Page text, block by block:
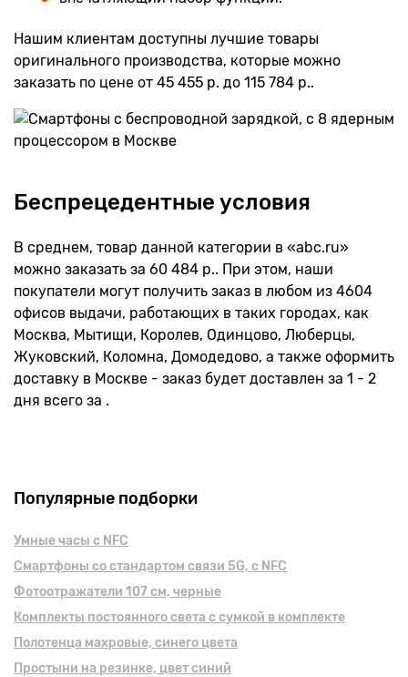
Нашим клиентам доступны лучшие товары
оригинального производства, которые можно
заказать по цене от 45 455 р. до 115 784 р..
Беспрецедентные условия
В среднем, товар данной категории в «abc.ru»
можно заказать за 60 484 р.. При этом, наши
покупатели могут получить заказ в любом из 4604
офисов выдачи, работающих в таких городах, как
Москва, Мытищи, Королев, Одинцово, Люберцы,
Жуковский, Коломна, Домодедово, а также оформить
доставку в Москве - заказ будет доставлен за 1 - 2
дня всего за .
Популярные подборки
Умные часы с NFC
Смартфоны cо стандартом связи 5G, с NFC
Фотоотражатели 107 см, черные
Комплекты постоянного света с сумкой в комплекте
Полотенца махровые, синего цвета
Простыни на резинке, цвет синий